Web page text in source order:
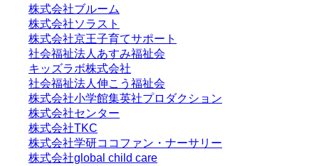
株式会社ブルーム
株式会社ソラスト
株式会社京王子育てサポート
社会福祉法人あすみ福祉会
キッズラボ株式会社
社会福祉法人伸こう福祉会
株式会社小学館集英社プロダクション
株式会社センター
株式会社TKC
株式会社学研ココファン・ナーサリー
株式会社global child care